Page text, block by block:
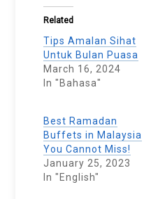
Related
Tips Amalan Sihat
Untuk Bulan Puasa
March 16, 2024
In "Bahasa"
Best Ramadan
Buffets in Malaysia
You Cannot Miss!
January 25, 2023
In "English"